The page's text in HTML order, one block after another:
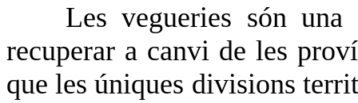
Les vegueries són
recuperar a canvi de les
que les úniques divisions